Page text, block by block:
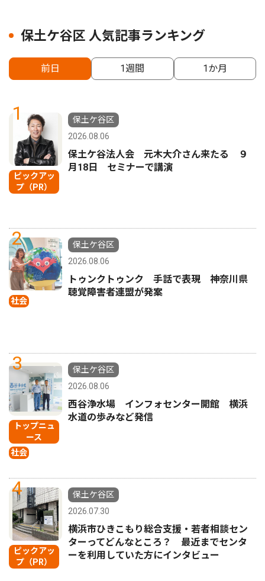
保土ケ谷区 人気記事ランキング
前日 1週間 1か月
1
ピックアッ
プ（PR）
保土ケ谷区
2026.08.06
保土ケ谷法人会 元木大介さん来たる ９
月18日 セミナーで講演
2
社会
保土ケ谷区
2026.08.06
トゥンクトゥンク 手話で表現 神奈川県
聴覚障害者連盟が発案
3
トップニュ
ース
社会
保土ケ谷区
2026.08.06
西谷浄水場 インフォセンター開館 横浜
水道の歩みなど発信
4
ピックアッ
プ（PR）
保土ケ谷区
2026.07.30
横浜市ひきこもり総合支援・若者相談セン
ターってどんなところ？ 最近までセンタ
ーを利用していた方にインタビュー